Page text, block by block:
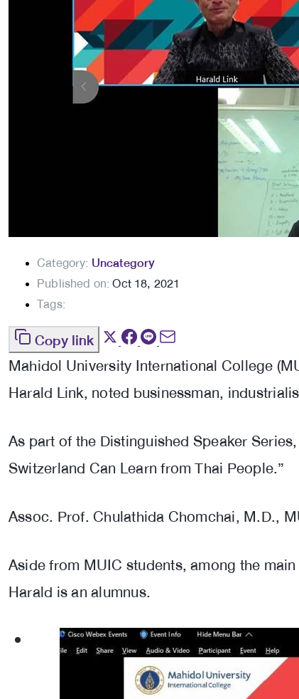
Category: Uncategory
Published on:Oct 18, 2021
Tags:
Copy link
Mahidol University International College
Harald Link, noted businessman,
As part of the Distinguished Speaker
Switzerland Can Learn from Thai People.”
Assoc. Prof. Chulathida Chomchai, M.D.,
Aside from MUIC students, among the
Harald is an alumnus.